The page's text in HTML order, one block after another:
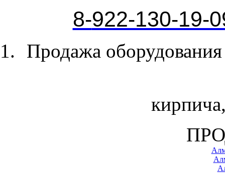
8-922-130-19-
Продажа